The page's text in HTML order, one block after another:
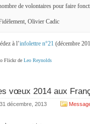
de volontaires pour faire
Olivier Cadic
à l’infolettre n°21 (décembre
Flickr de Leo Reynolds
vœux 2014 aux
31 décembre, 2013